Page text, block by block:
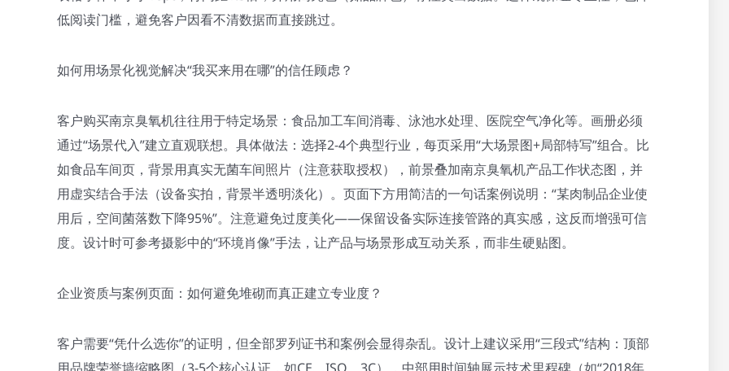
低阅读门槛，避免客户因看不清数据而直接跳过。
如何用场景化视觉解决“我买来用在哪”的信任顾虑？
客户购买南京臭氧机往往用于特定场景：食品加工车间消毒、泳池水处理、医院空气净化等。画册必须
通过“场景代入”建立直观联想。具体做法：选择2-4个典型行业，每页采用“大场景图+局部特写”组合。比
如食品车间页，背景用真实无菌车间照片（注意获取授权），前景叠加南京臭氧机产品工作状态图，并
用虚实结合手法（设备实拍，背景半透明淡化）。页面下方用简洁的一句话案例说明：“某肉制品企业使
用后，空间菌落数下降95%”。注意避免过度美化——保留设备实际连接管路的真实感，这反而增强可信
度。设计时可参考摄影中的“环境肖像”手法，让产品与场景形成互动关系，而非生硬贴图。
企业资质与案例页面：如何避免堆砌而真正建立专业度？
客户需要“凭什么选你”的证明，但全部罗列证书和案例会显得杂乱。设计上建议采用“三段式”结构：顶部